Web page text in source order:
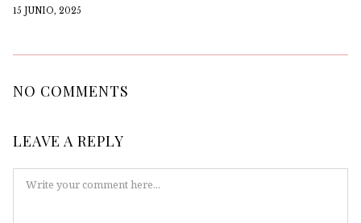
15 JUNIO, 2025
NO COMMENTS
LEAVE A REPLY